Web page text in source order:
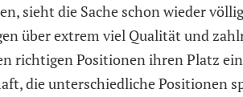
sieht die Sache schon wieder
über extrem viel Qualität und
richtigen Positionen ihren Platz
die unterschiedliche Positionen